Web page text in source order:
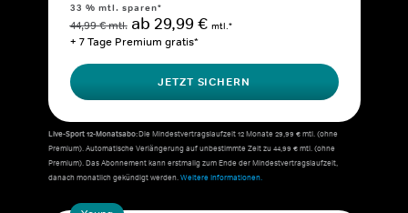
33 % mtl. sparen*
44,99 € mtl. ab 29,99 € mtl.*
+ 7 Tage Premium gratis*
JETZT SICHERN
Live-Sport 12-Monatsabo:Die Mindestvertragslaufzeit 12 Monate 29,99 € mtl. (ohne
Premium). Automatische Verlängerung auf unbestimmte Zeit zu 44,99 € mtl. (ohne
Premium). Das Abonnement kann erstmalig zum Ende der Mindestvertragslaufzeit,
danach monatlich gekündigt werden.Weitere Informationen.